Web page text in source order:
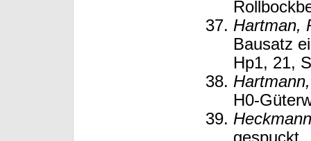
Hartman,
Bausatz
Hp1, 21,
H0-